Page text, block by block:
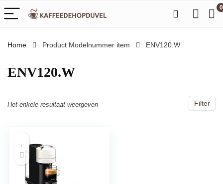
0
Home Product Modelnummer item ‎ENV120.W
‎ENV120.W
Filter
Het enkele resultaat weergeven